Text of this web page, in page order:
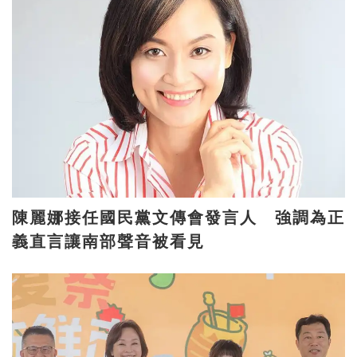
陳麗娜接任國民黨文傳會發言人 強調為正
義直言讓南部聲音被看見